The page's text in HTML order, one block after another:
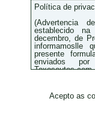
Acepto as